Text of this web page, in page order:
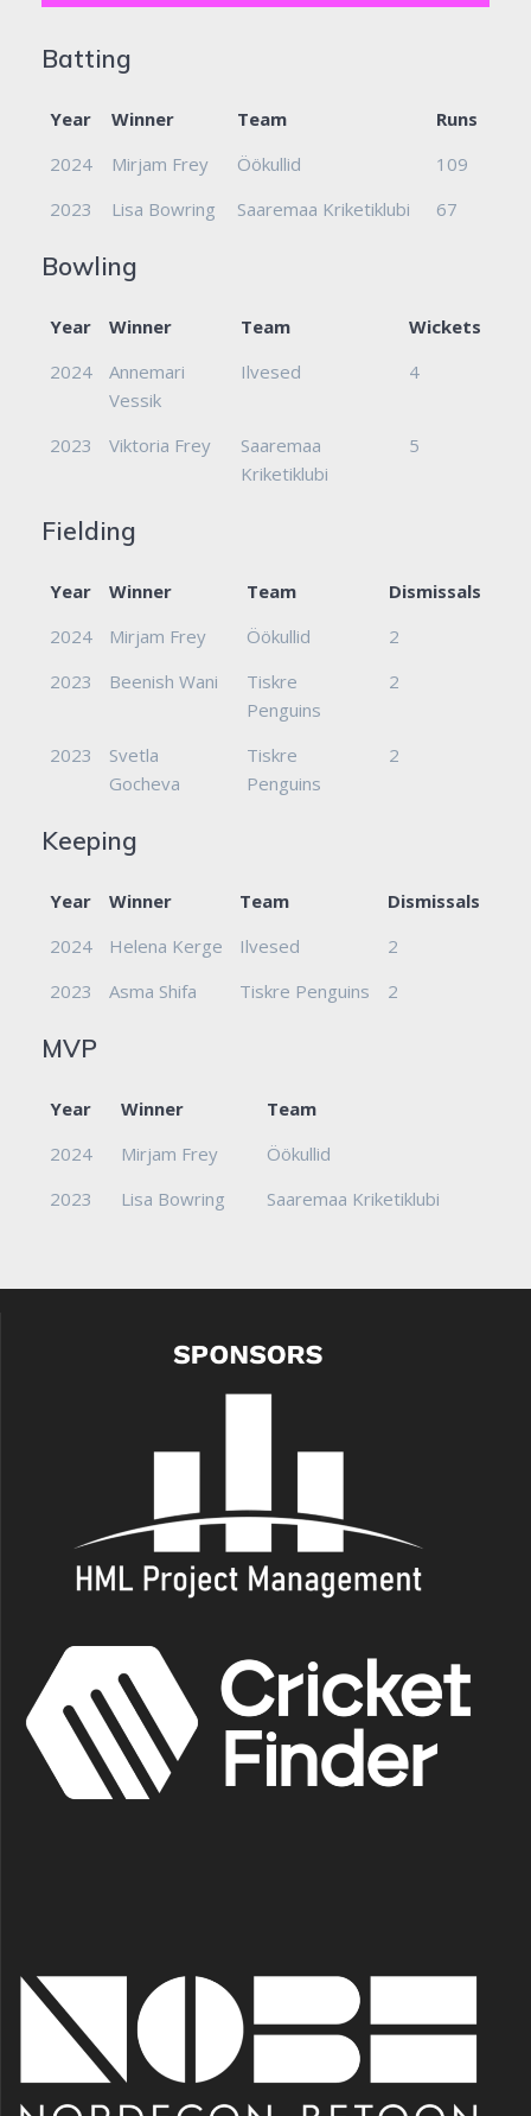
Batting
Year Winner Team
Runs
2024
Mirjam Frey Öökullid
109
2023
Lisa Bowring Saaremaa Kriketiklubi 67
Bowling
Year Winner Team
Wickets
2024
Annemari
Vessik
Ilvesed 4
2023 Viktoria Frey
Saaremaa
Kriketiklubi
5
Fielding
Year Winner Team
Dismissals
2024
Mirjam Frey Öökullid
2
2023
Beenish Wani
Tiskre
Penguins
2
2023
Svetla
Gocheva
Tiskre
Penguins
2
Keeping
Year Winner Team
Dismissals
2024
Helena Kerge Ilvesed
2
2023
Asma Shifa Tiskre Penguins 2
MVP
Year Winner
Team
2024
Mirjam Frey
Öökullid
2023
Lisa Bowring Saaremaa Kriketiklubi